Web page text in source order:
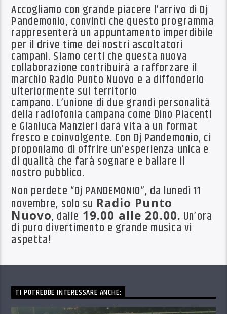
Accogliamo con grande piacere l’arrivo di Dj
Pandemonio, convinti che questo programma
rappresenterà un appuntamento imperdibile
per il drive time dei nostri ascoltatori
campani. Siamo certi che questa nuova
collaborazione contribuirà a rafforzare il
marchio Radio Punto Nuovo e a diffonderlo
ulteriormente sul territorio
campano. L’unione di due grandi personalità
della radiofonia campana come Dino Piacenti
e Gianluca Manzieri darà vita a un format
fresco e coinvolgente. Con Dj Pandemonio, ci
proponiamo di offrire un’esperienza unica e
di qualità che farà sognare e ballare il
nostro pubblico.
Non perdete “Dj PANDEMONIO”, da lunedì 11
novembre, solo su Radio Punto
Nuovo, dalle 19.00 alle 20.00. Un’ora
di puro divertimento e grande musica vi
aspetta!
TI POTREBBE INTERESSARE ANCHE: